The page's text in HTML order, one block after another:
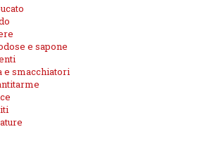
e sapone
e smacchiatori